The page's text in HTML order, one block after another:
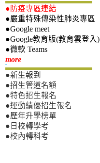
●防疫專區連結
●嚴重特殊傳染性肺炎專區
●Google meet
●Google教育版(教育雲登入)
●微軟 Teams
more新生專區
●新生報到
●招生管道名額
●特色招生報名
●運動績優招生報名
●歷年升學榜單
●日校轉學考
●校內轉科考